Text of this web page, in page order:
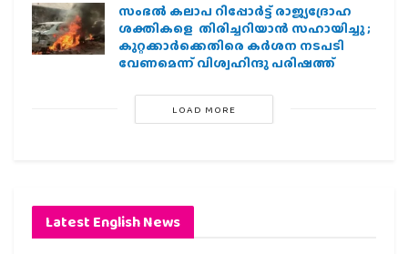
സംഭൽ കലാപ റിപ്പോർട്ട് രാജ്യദ്രോഹ
ശക്തികളെ തിരിച്ചറിയാൻ സഹായിച്ചു ;
കുറ്റക്കാർക്കെതിരെ കർശന നടപടി
വേണമെന്ന് വിശ്വഹിന്ദു പരിഷത്ത്
LOAD MORE
Latest English News